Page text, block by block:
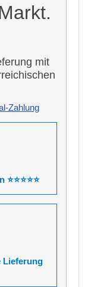
mit
Zahlung
Lieferung